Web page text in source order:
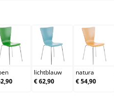
groen lichtblauw
lichtblauw
€ 62,90
natura
natura
€ 54,90